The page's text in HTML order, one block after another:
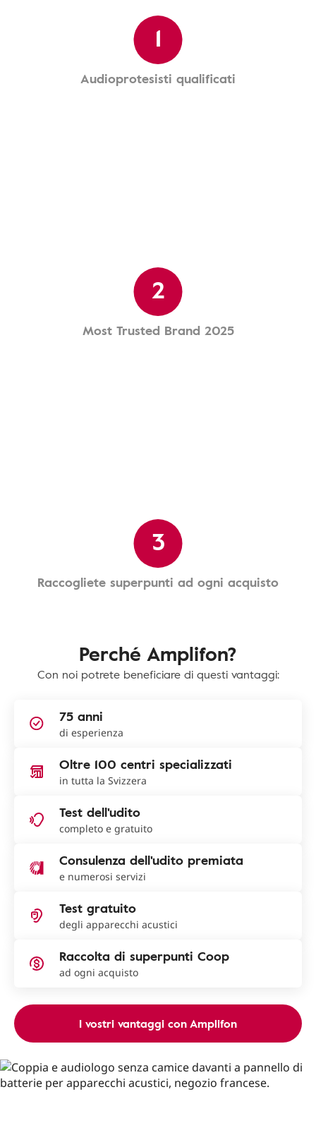
1
Audioprotesisti qualificati
2
Most Trusted Brand 2025
3
Raccogliete superpunti ad ogni acquisto
Perché Amplifon?
Con noi potrete beneficiare di questi vantaggi:
75 anni
di esperienza
Oltre 100 centri specializzati
in tutta la Svizzera
Test dell'udito
completo e gratuito
Consulenza dell'udito premiata
e numerosi servizi
Test gratuito
degli apparecchi acustici
Raccolta di superpunti Coop
ad ogni acquisto
I vostri vantaggi con Amplifon